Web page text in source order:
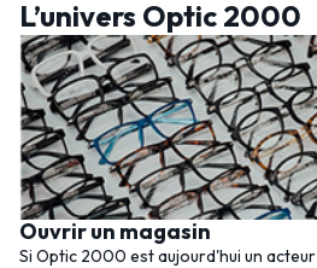
L’univers Optic 2000
Ouvrir un magasin
Si Optic 2000 est aujourd'hui un acteur